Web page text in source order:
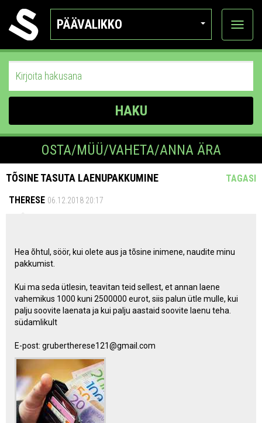
PÄÄVALIKKO
Näytä
HAKU
OSTA/MÜÜ/VAHETA/ANNA ÄRA
TÕSINE TASUTA LAENUPAKKUMINE
TAGASI
THERESE 06.12.2018 20:17
Hea õhtul, söör, kui olete aus ja tõsine inimene, naudite minu
pakkumist.
Kui ma seda ütlesin, teavitan teid sellest, et annan laene
vahemikus 1000 kuni 2500000 eurot, siis palun ütle mulle, kui
palju soovite laenata ja kui palju aastaid soovite laenu teha.
südamlikult
E-post: grubertherese121@gmail.com